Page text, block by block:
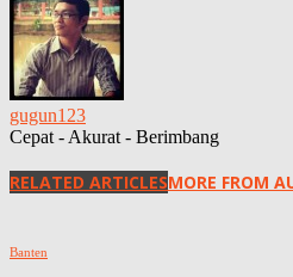
gugun123
Cepat - Akurat - Berimbang
RELATED ARTICLESMORE FROM
Banten